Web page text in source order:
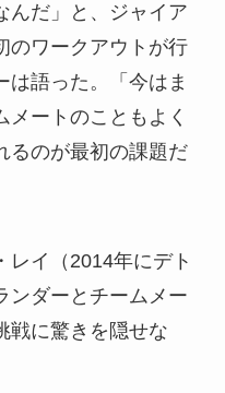
んだ」と、ジャイア
のワークアウトが行
は語った。「今はま
ートのこともよく
るのが最初の課題だ
レイ（2014年にデト
ンダーとチームメー
戦に驚きを隠せな